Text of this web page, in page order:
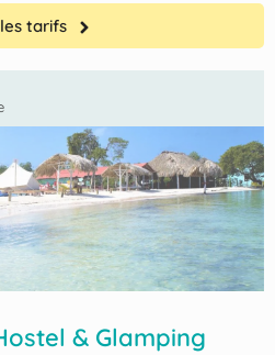
tarifs
& Glamping